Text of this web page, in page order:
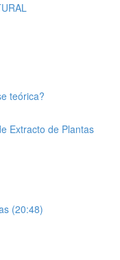
teórica?
Extracto de Plantas
(20:48)